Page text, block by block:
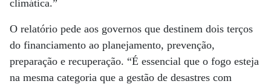
climática.”
O relatório pede aos governos que destinem dois terços
do financiamento ao planejamento, prevenção,
preparação e recuperação. “É essencial que o fogo esteja
na mesma categoria que a gestão de desastres com